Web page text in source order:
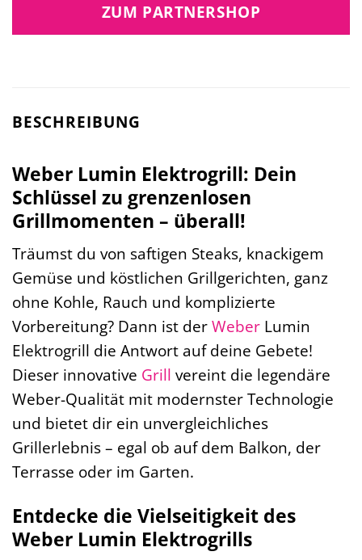
ZUM PARTNERSHOP
BESCHREIBUNG
Weber Lumin Elektrogrill: Dein
Schlüssel zu grenzenlosen
Grillmomenten – überall!
Träumst du von saftigen Steaks, knackigem
Gemüse und köstlichen Grillgerichten, ganz
ohne Kohle, Rauch und komplizierte
Vorbereitung? Dann ist derWeber Lumin
Elektrogrill die Antwort auf deine Gebete!
Dieser innovative Grill vereint die legendäre
Weber-Qualität mit modernster Technologie
und bietet dir ein unvergleichliches
Grillerlebnis – egal ob auf dem Balkon, der
Terrasse oder im Garten.
Entdecke die Vielseitigkeit des
Weber Lumin Elektrogrills